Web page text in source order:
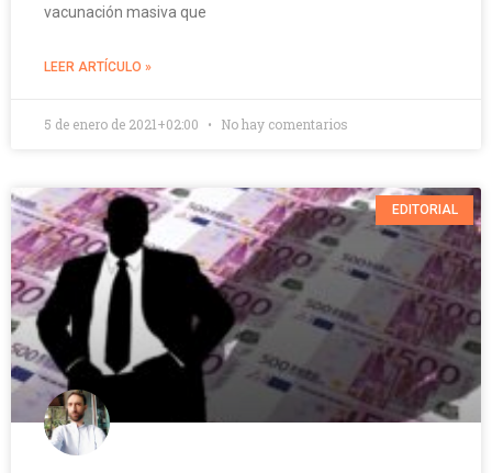
vacunación masiva que
LEER ARTÍCULO »
5 de enero de 2021+02:00 No hay comentarios
EDITORIAL